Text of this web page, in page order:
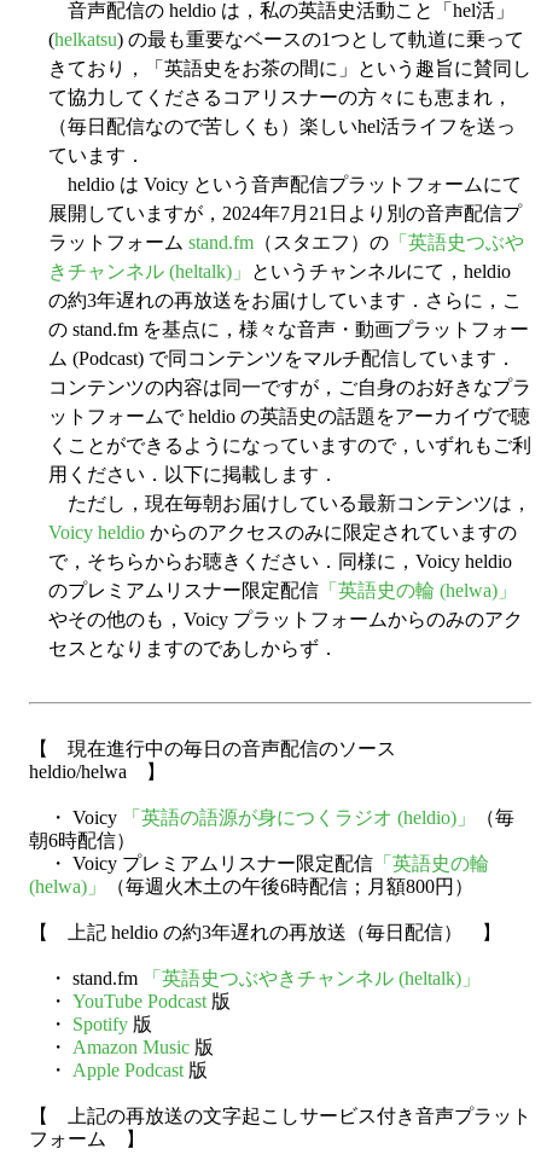
音声配信の heldio は，私の英語史活動こと「hel活」
(helkatsu) の最も重要なベースの1つとして軌道に乗って
きており，「英語史をお茶の間に」という趣旨に賛同し
て協力してくださるコアリスナーの方々にも恵まれ，
（毎日配信なので苦しくも）楽しいhel活ライフを送っ
ています．
heldio は Voicy という音声配信プラットフォームにて
展開していますが，2024年7月21日より別の音声配信プ
ラットフォーム stand.fm （スタエフ）の 「英語史つぶや
きチャンネル (heltalk)」
というチャンネルにて，heldio
の約3年遅れの再放送をお届けしています．さらに，こ
の stand.fm を基点に，様々な音声・動画プラットフォー
ム (Podcast) で同コンテンツをマルチ配信しています．
コンテンツの内容は同一ですが，ご自身のお好きなプラ
ットフォームで heldio の英語史の話題をアーカイヴで聴
くことができるようになっていますので，いずれもご利
用ください．以下に掲載します．
ただし，現在毎朝お届けしている最新コンテンツは，
Voicy heldio からのアクセスのみに限定されていますの
で，そちらからお聴きください．同様に，Voicy heldio
のプレミアムリスナー限定配信 「英語史の輪 (helwa)」
やその他のも，Voicy プラットフォームからのみのアク
セスとなりますのであしからず．
【 現在進行中の毎日の音声配信のソース
heldio/helwa 】
・ Voicy 「英語の語源が身につくラジオ (heldio)」
（毎
朝6時配信）
・ Voicy プレミアムリスナー限定配信 「英語史の輪
(helwa)」
（毎週火木土の午後6時配信；月額800円）
【 上記 heldio の約3年遅れの再放送（毎日配信） 】
・ stand.fm
「英語史つぶやきチャンネル (heltalk)」
・ YouTube Podcast版
・ Spotify 版
・ Amazon Music 版
・ Apple Podcast版
【 上記の再放送の文字起こしサービス付き音声プラット
フォーム 】